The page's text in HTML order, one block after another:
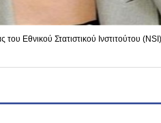
Εθνικού Στατιστικού Ινστιτούτου